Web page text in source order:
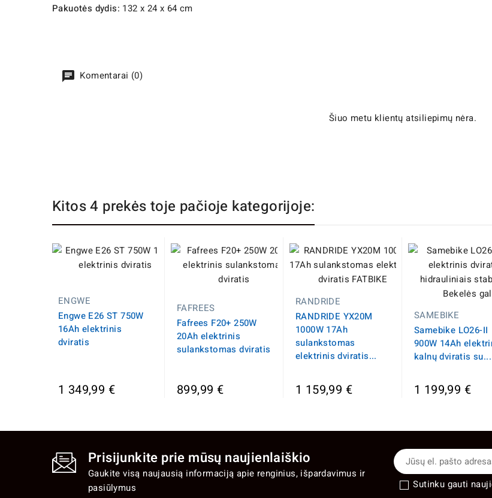
Pakuotės dydis: 132 x 24 x 64 cm
Komentarai (0)
Šiuo metu klientų atsiliepimų nėra.
Kitos 4 prekės toje pačioje kategorijoje:
ENGWE
Engwe E26 ST 750W
16Ah elektrinis
dviratis
1 349,99 €
FAFREES
Fafrees F20+ 250W
20Ah elektrinis
sulankstomas dviratis
899,99 €
RANDRIDE
RANDRIDE YX20M
1000W 17Ah
sulankstomas
elektrinis dviratis...
1 159,99 €
SAMEBIKE
Samebike LO26-II
900W 14Ah
kalnų dviratis su...
1 199,99 €
Prisijunkite prie mūsų naujienlaiškio
Gaukite visą naujausią informaciją apie renginius, išpardavimus ir
pasiūlymus
Sutinku gauti